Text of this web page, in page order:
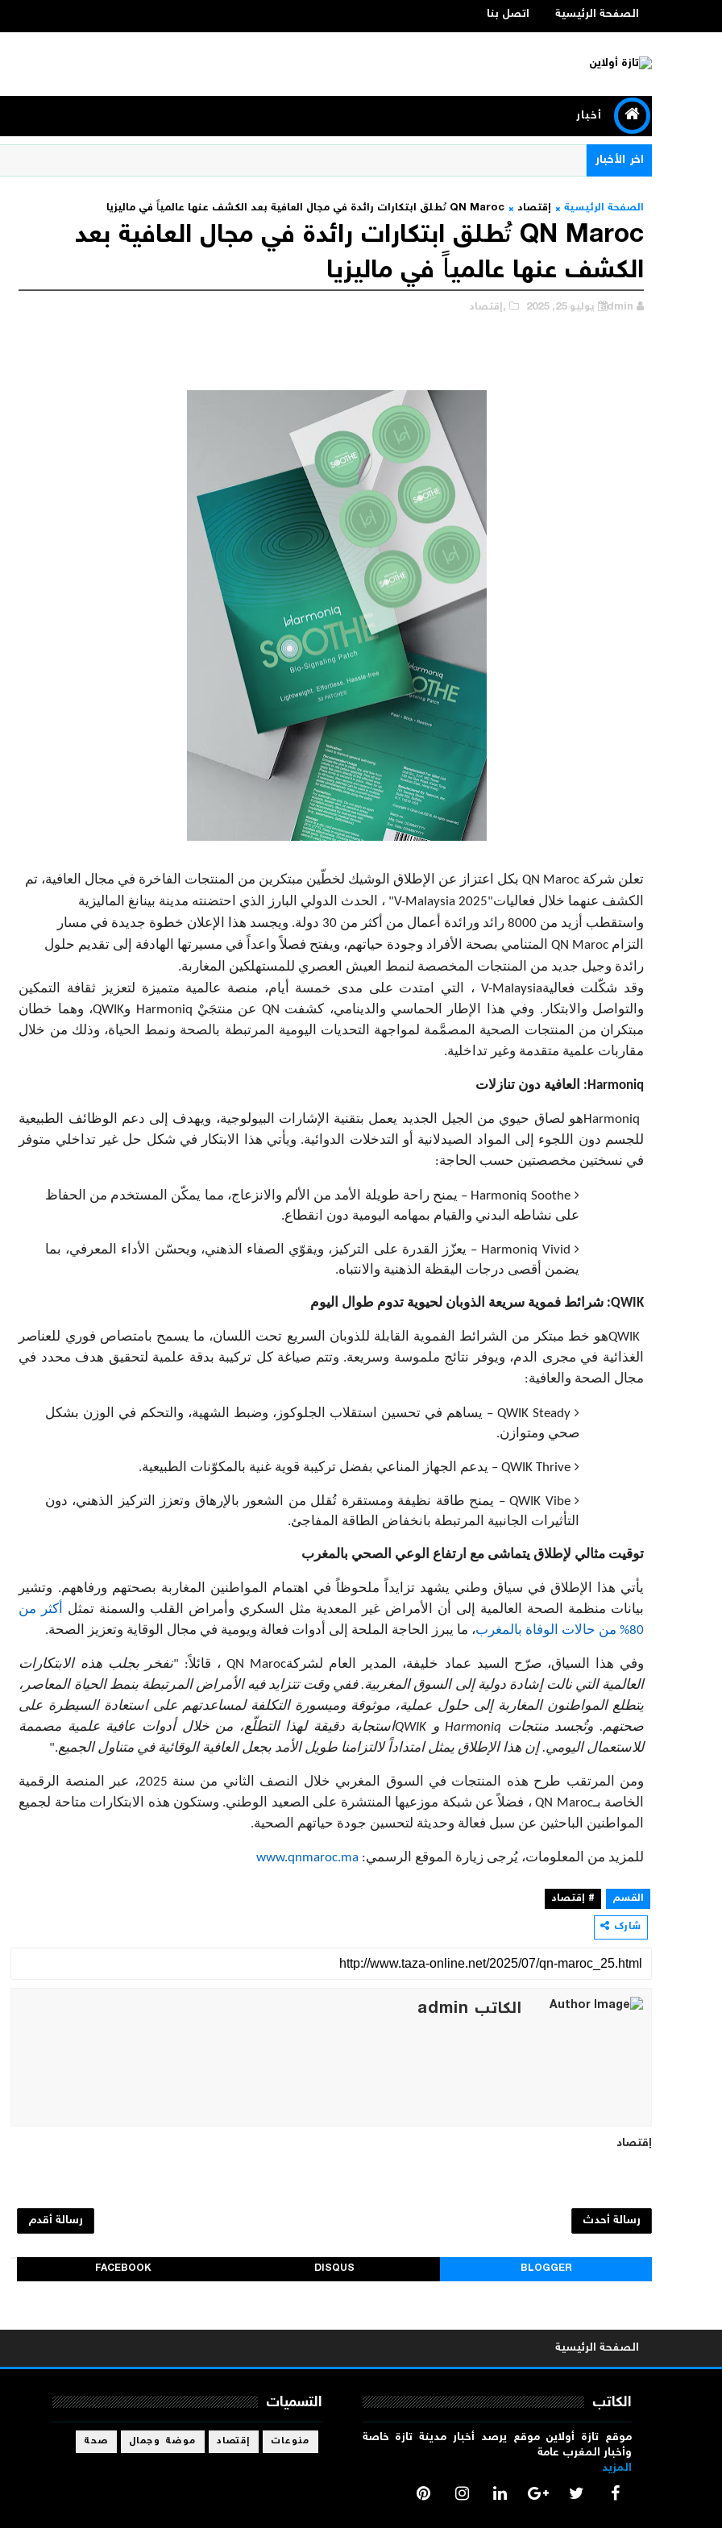
الصفحة الرئيسية اتصل بنا
أخبار
اخر الأخبار
الصفحة الرئيسية إقتصاد QN Maroc تُطلق ابتكارات رائدة في مجال العافية بعد الكشف عنها عالمياً في ماليزيا
QN Maroc تُطلق ابتكارات رائدة في مجال العافية بعد
الكشف عنها عالمياً في ماليزيا
admin يوليو 25, 2025 ,إقتصاد
تعلن شركة QN Maroc بكل اعتزاز عن الإطلاق الوشيك لخطّين مبتكرين من المنتجات الفاخرة في مجال العافية، تم
الكشف عنهما خلال فعاليات"V-Malaysia 2025" ، الحدث الدولي البارز الذي احتضنته مدينة بينانغ الماليزية
واستقطب أزيد من 8000 رائد ورائدة أعمال من أكثر من 30 دولة. ويجسد هذا الإعلان خطوة جديدة في مسار
التزام QN Maroc المتنامي بصحة الأفراد وجودة حياتهم، ويفتح فصلاً واعداً في مسيرتها الهادفة إلى تقديم حلول
رائدة وجيل جديد من المنتجات المخصصة لنمط العيش العصري للمستهلكين المغاربة.
وقد شكّلت فعاليةV-Malaysia ، التي امتدت على مدى خمسة أيام، منصة عالمية متميزة لتعزيز ثقافة التمكين
والتواصل والابتكار. وفي هذا الإطار الحماسي والدينامي، كشفت QN عن منتجَيْ Harmoniq وQWIK، وهما خطان
مبتكران من المنتجات الصحية المصمَّمة لمواجهة التحديات اليومية المرتبطة بالصحة ونمط الحياة، وذلك من خلال
مقاربات علمية متقدمة وغير تداخلية.
Harmoniq : العافية دون تنازلات
Harmoniqهو لصاق حيوي من الجيل الجديد يعمل بتقنية الإشارات البيولوجية، ويهدف إلى دعم الوظائف الطبيعية
للجسم دون اللجوء إلى المواد الصيدلانية أو التدخلات الدوائية. ويأتي هذا الابتكار في شكل حل غير تداخلي متوفر
في نسختين مخصصتين حسب الحاجة:
Harmoniq Soothe – يمنح راحة طويلة الأمد من الألم والانزعاج، مما يمكّن المستخدم من الحفاظ
على نشاطه البدني والقيام بمهامه اليومية دون انقطاع.
Harmoniq Vivid – يعزّز القدرة على التركيز، ويقوّي الصفاء الذهني، ويحسّن الأداء المعرفي، بما
يضمن أقصى درجات اليقظة الذهنية والانتباه.
QWIK: شرائط فموية سريعة الذوبان لحيوية تدوم طوال اليوم
QWIKهو خط مبتكر من الشرائط الفموية القابلة للذوبان السريع تحت اللسان، ما يسمح بامتصاص فوري للعناصر
الغذائية في مجرى الدم، ويوفر نتائج ملموسة وسريعة. وتتم صياغة كل تركيبة بدقة علمية لتحقيق هدف محدد في
مجال الصحة والعافية:
QWIK Steady – يساهم في تحسين استقلاب الجلوكوز، وضبط الشهية، والتحكم في الوزن بشكل
صحي ومتوازن.
QWIK Thrive – يدعم الجهاز المناعي بفضل تركيبة قوية غنية بالمكوّنات الطبيعية.
QWIK Vibe– يمنح طاقة نظيفة ومستقرة تُقلل من الشعور بالإرهاق وتعزز التركيز الذهني، دون
التأثيرات الجانبية المرتبطة بانخفاض الطاقة المفاجئ.
توقيت مثالي لإطلاق يتماشى مع ارتفاع الوعي الصحي بالمغرب
يأتي هذا الإطلاق في سياق وطني يشهد تزايداً ملحوظاً في اهتمام المواطنين المغاربة بصحتهم ورفاههم. وتشير
بيانات منظمة الصحة العالمية إلى أن الأمراض غير المعدية مثل السكري وأمراض القلب والسمنة تمثل
أكثر من
80% من حالات الوفاة بالمغرب
، ما يبرز الحاجة الملحة إلى أدوات فعالة ويومية في مجال الوقاية وتعزيز الصحة.
وفي هذا السياق، صرّح السيد عماد خليفة، المدير العام لشركةQN Maroc ، قائلاً: "نفخر بجلب هذه الابتكارات
العالمية التي نالت إشادة دولية إلى السوق المغربية. ففي وقت تتزايد فيه الأمراض المرتبطة بنمط الحياة المعاصر،
يتطلع المواطنون المغاربة إلى حلول عملية، موثوقة وميسورة التكلفة لمساعدتهم على استعادة السيطرة على
صحتهم. وتُجسد منتجات Harmoniqو QWIKاستجابة دقيقة لهذا التطلّع، من خلال أدوات عافية علمية مصممة
للاستعمال اليومي. إن هذا الإطلاق يمثل امتداداً لالتزامنا طويل الأمد بجعل العافية الوقائية في متناول الجميع".
ومن المرتقب طرح هذه المنتجات في السوق المغربي خلال النصف الثاني من سنة 2025، عبر المنصة الرقمية
الخاصة بـQN Maroc ، فضلاً عن شبكة موزعيها المنتشرة على الصعيد الوطني. وستكون هذه الابتكارات متاحة لجميع
المواطنين الباحثين عن سبل فعالة وحديثة لتحسين جودة حياتهم الصحية.
للمزيد من المعلومات، يُرجى زيارة الموقع الرسمي: www.qnmaroc.ma
القسم
# إقتصاد
شارك
الكاتب admin
إقتصاد
رسالة أحدث رسالة أقدم
BLOGGER
DISQUS
FACEBOOK
الصفحة الرئيسية
الكاتب
موقع تازة أولاين موقع يرصد أخبار مدينة تازة خاصة
وأخبار المغرب عامة
المزيد
التسميات
منوعات إقتصاد موضة وجمال صحة